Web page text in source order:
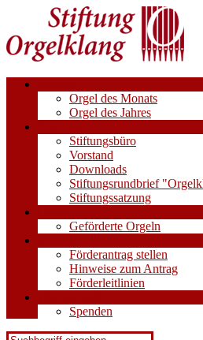
Orgel des Monats
Orgel des Jahres
Stiftungsbüro
Vorstand
Downloads
Stiftungsrundbrief
Stiftungssatzung
Geförderte Orgeln
Förderantrag stellen
Hinweise zum Antrag
Förderleitlinien
Spenden